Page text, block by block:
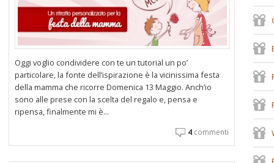
Oggi voglio condividere con te un tutorial un po’
particolare, la fonte dell’ispirazione è la vicinissima festa
della mamma che ricorre Domenica 13 Maggio. Anch’io
sono alle prese con la scelta del regalo e, pensa e
ripensa, finalmente mi è...
4commenti